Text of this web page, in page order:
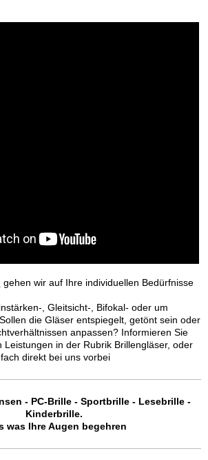
gehen wir auf Ihre individuellen Bedürfnisse
, Gleitsicht-, Bifokal- oder um
die Gläser entspiegelt, getönt sein oder
anpassen? Informieren Sie
Leistungen in der Rubrik Brillengläser, oder
direkt bei uns vorbei
- PC-Brille - Sportbrille - Lesebrille -
Kinderbrille.
was Ihre Augen begehren